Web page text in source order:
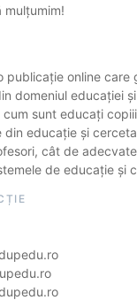
mulțumim!
publicație online care
domeniul educației
sunt educați
educație și
cât de
de educație și